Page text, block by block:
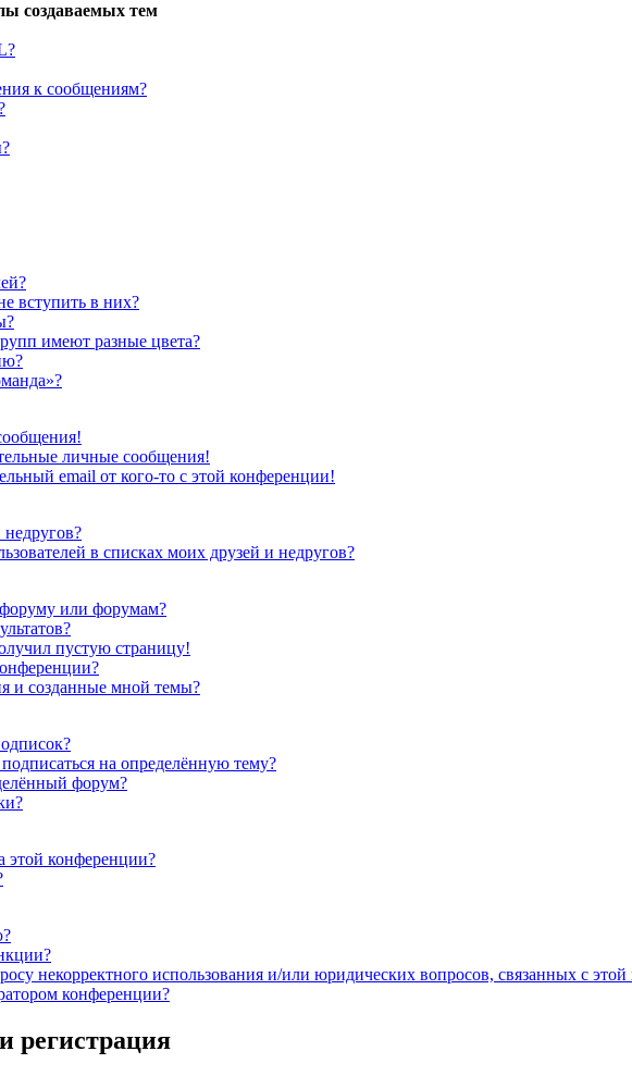
создаваемых тем
к сообщениям?
вступить в них?
имеют разные цвета?
личные сообщения!
email от кого-то с этой конференции!
в списках моих друзей и недругов?
или форумам?
пустую страницу!
и созданные мной темы?
на определённую тему?
форум?
этой конференции?
некорректного использования и/или юридических вопросов, связанных с
конференции?
регистрация